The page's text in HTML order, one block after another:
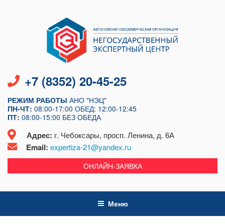
содержимому
+7 (8352) 20-45-25
РЕЖИМ РАБОТЫ АНО "НЭЦ"
ПН-ЧТ: 08:00-17:00 ОБЕД: 12:00-12:45
ПТ: 08:00-15:00 БЕЗ ОБЕДА
Адрес: г. Чебоксары, просп. Ленина, д. 6А
Email: expertiza-21@yandex.ru
ОНЛАЙН-ЗАЯВКА
Меню